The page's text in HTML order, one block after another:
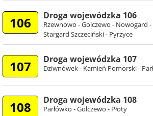
106 Droga wojewódzka 106
Rzewnowo - Golczewo - Nowogard
Stargard Szczeciński - Pyrzyce
107 Droga wojewódzka 107
Dziwnówek - Kamień Pomorski -
108 Droga wojewódzka 108
Parłówko - Golczewo - Płoty